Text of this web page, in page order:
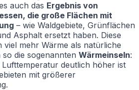
auch das Ergebnis von
die große Flächen mit
– wie Waldgebiete, Grünflächen
Asphalt ersetzt haben. Diese
viel mehr Wärme als natürliche
die sogenannten Wärmeinseln:
Lufttemperatur deutlich höher ist
mit größerer